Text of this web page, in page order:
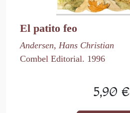
El patito feo
Andersen, Hans Christian
Combel Editorial. 1996
5,90 €